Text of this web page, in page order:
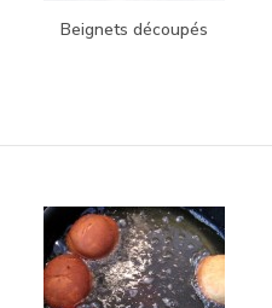
Beignets découpés